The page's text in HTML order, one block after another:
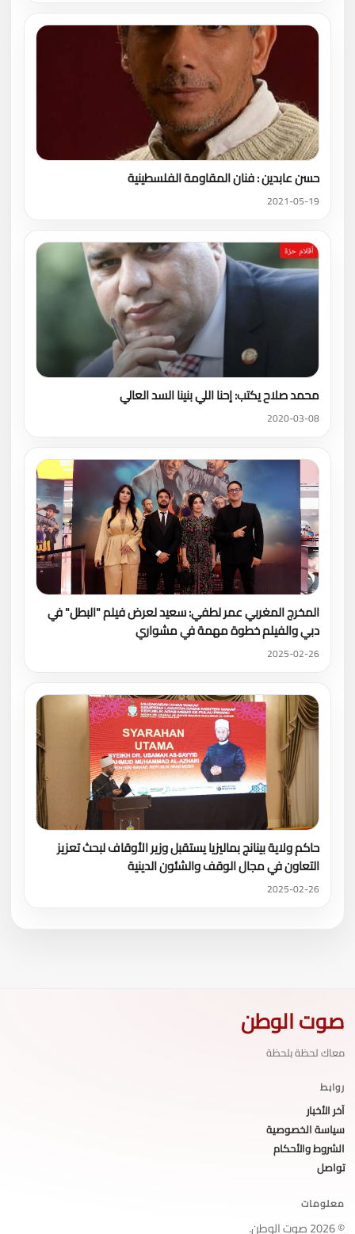
حسن عابدين : فنان المقاومة الفلسطينية
2021-05-19
محمد صلاح يكتب: إحنا اللي بنينا السد العالي
2020-03-08
المخرج المغربي عمر لطفي: سعيد لعرض فيلم "البطل" في
دبي والفيلم خطوة مهمة في مشواري
2025-02-26
حاكم ولاية بينانج بماليزيا يستقبل وزير الأوقاف لبحث تعزيز
التعاون في مجال الوقف والشئون الدينية
2025-02-26
صوت الوطن
معاك لحظة بلحظة
روابط
آخر الأخبار
سياسة الخصوصية
الشروط والأحكام
تواصل
معلومات
© 2026 صوت الوطن.